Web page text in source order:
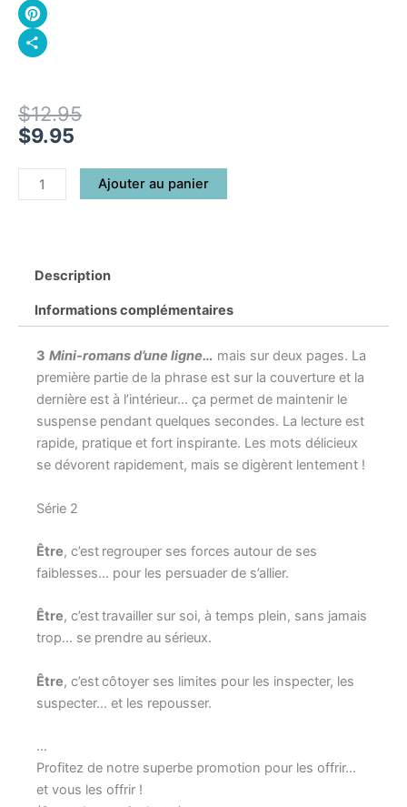
Email
Pinterest
$12.95
Le
prix
était :
$12.95.
$9.95
Le
prix
est :
$9.95.
quantité
de
ligne
(série
Ajouter au panier
Description
Informations complémentaires
3 Mini-romans d’une ligne… mais sur deux pages. La
première partie de la phrase est sur la couverture et la
dernière est à l’intérieur… ça permet de maintenir le
suspense pendant quelques secondes. La lecture est
rapide, pratique et fort inspirante. Les mots délicieux
se dévorent rapidement, mais se digèrent lentement !
Série 2
Être, c’est regrouper ses forces autour de ses
faiblesses… pour les persuader de s’allier.
Être, c’esttravailler sur soi, à temps plein, sans jamais
trop… se prendre au sérieux.
Être, c’estcôtoyer ses limites pour les inspecter, les
suspecter… et les repousser.
…
Profitez de notre superbe promotion pour les offrir…
et vous les offrir !